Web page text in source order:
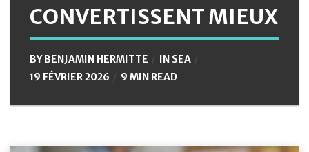
CONVERTISSENT MIEUX
BYBENJAMIN HERMITTE IN SEA
19 FÉVRIER 2026
9 MIN READ